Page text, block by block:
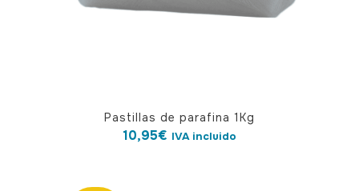
Pastillas de parafina 1Kg
10,95€ IVA incluido